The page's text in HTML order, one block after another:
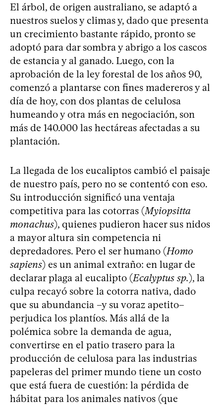
El árbol, de origen australiano, se adaptó a
nuestros suelos y climas y, dado que presenta
un crecimiento bastante rápido, pronto se
adoptó para dar sombra y abrigo a los cascos
de estancia y al ganado. Luego, con la
aprobación de la ley forestal de los años 90,
comenzó a plantarse con fines madereros y al
día de hoy, con dos plantas de celulosa
humeando y otra más en negociación, son
más de 140.000 las hectáreas afectadas a su
plantación.
La llegada de los eucaliptos cambió el paisaje
de nuestro país, pero no se contentó con eso.
Su introducción significó una ventaja
competitiva para las cotorras (Myiopsitta
monachus), quienes pudieron hacer sus nidos
a mayor altura sin competencia ni
depredadores. Pero el ser humano (Homo
sapiens) es un animal extraño: en lugar de
declarar plaga al eucalipto (Ecalyptus sp.), la
culpa recayó sobre la cotorra nativa, dado
que su abundancia –y su voraz apetito–
perjudica los plantíos. Más allá de la
polémica sobre la demanda de agua,
convertirse en el patio trasero para la
producción de celulosa para las industrias
papeleras del primer mundo tiene un costo
que está fuera de cuestión: la pérdida de
hábitat para los animales nativos (que